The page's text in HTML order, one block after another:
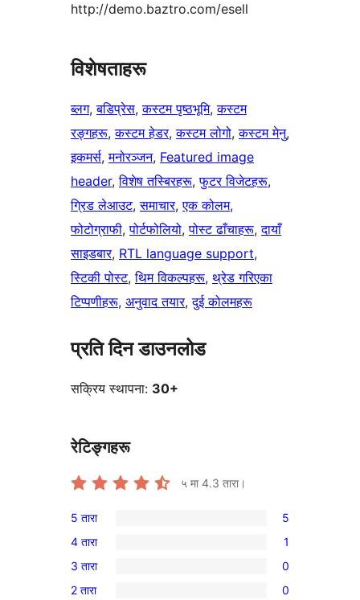
http://demo.baztro.com/esell
विशेषताहरू
ब्लग, बडिप्रेस, कस्टम पृष्ठभूमि, कस्टम
रङ्गहरू, कस्टम हेडर, कस्टम लोगो, कस्टम मेनु
इकमर्स, मनोरञ्जन, Featured image
header, विशेष तस्बिरहरू, फुटर विजेटहरू
ग्रिड लेआउट, समाचार, एक कोलम
फोटोग्राफी, पोर्टफोलियो, पोस्ट ढाँचाहरू, दायाँ
साइडबार, RTL language support
स्टिकी पोस्ट, थिम विकल्पहरू, थ्रेड गरिएका
टिप्पणीहरू, अनुवाद तयार, दुई कोलमहरू
प्रति दिन डाउनलोड
सक्रिय स्थापना: 30+
रेटिङ्गहरू
५ मा4.3 तारा।
5
5-
तारा
समीक्षाहरू
5 तारा 5
1
4-
तारा
4 तारा 1
0
3-
3 तारा 0
2 तारा 0